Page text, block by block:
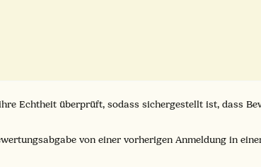
Echtheit überprüft, sodass sichergestellt ist, dass
von einer vorherigen Anmeldung in